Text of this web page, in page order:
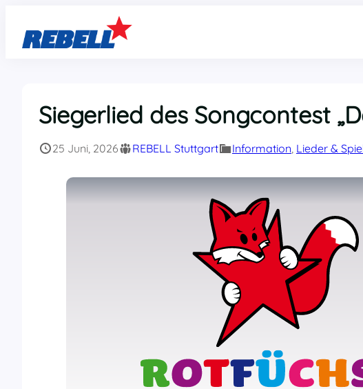
springen
Siegerlied des Songcontest
25 Juni, 2026 REBELL Stuttgart Information Lieder &